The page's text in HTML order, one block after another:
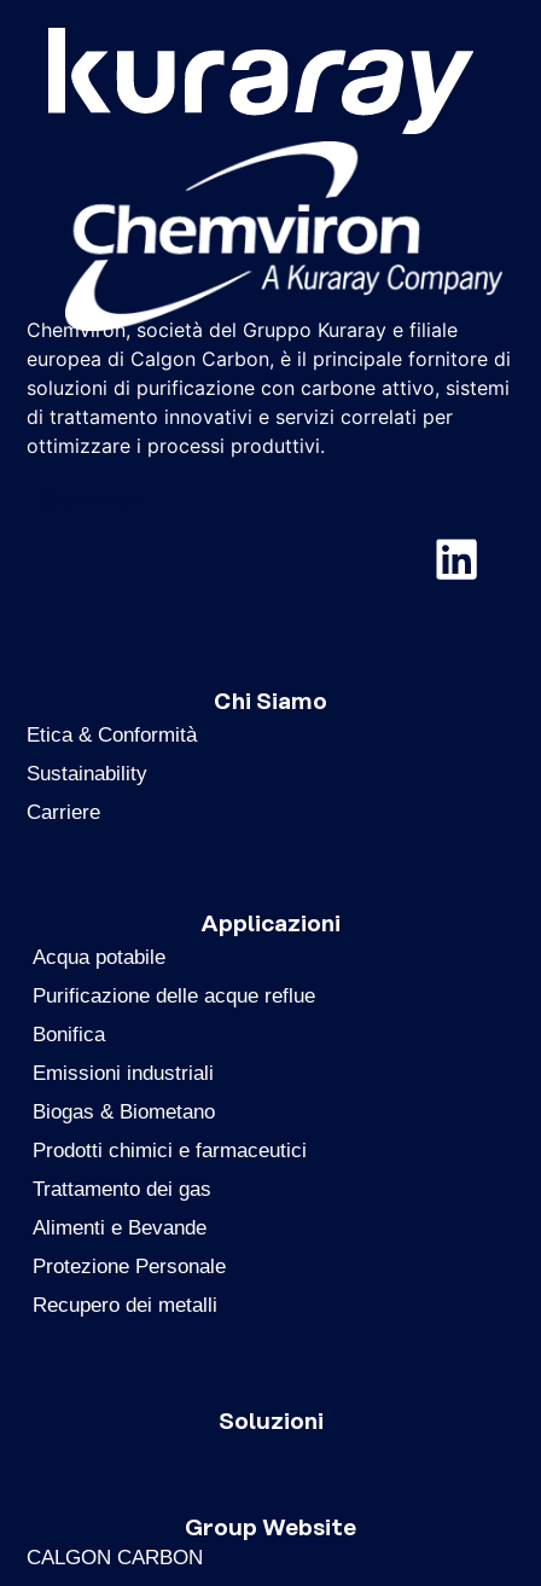
Chemviron, società del Gruppo Kuraray e filiale
europea di Calgon Carbon, è il principale fornitore di
soluzioni di purificazione con carbone attivo, sistemi
di trattamento innovativi e servizi correlati per
ottimizzare i processi produttivi.
Chi Siamo
Etica & Conformità
Sustainability
Carriere
Applicazioni
Acqua potabile
Purificazione delle acque reflue
Bonifica
Emissioni industriali
Biogas & Biometano
Prodotti chimici e farmaceutici
Trattamento dei gas
Alimenti e Bevande
Protezione Personale
Recupero dei metalli
Soluzioni
Group Website
CALGON CARBON